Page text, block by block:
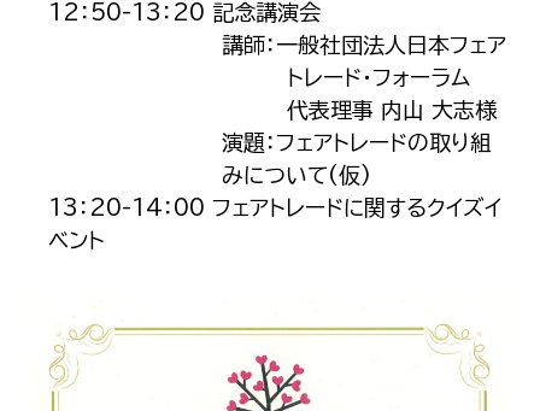
12：50-13：20 記念講演会
講師：一般社団法人日本フェア
トレード・フォーラム
代表理事 内山 大志様
演題：フェアトレードの取り組
みについて(仮)
13：20-14：00 フェアトレードに関するクイズイ
ベント